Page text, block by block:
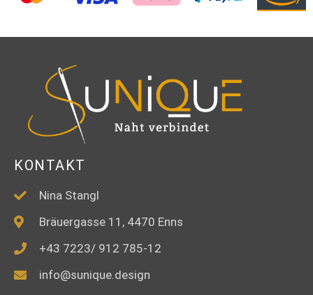
KONTAKT
Nina Stangl
Bräuergasse 11, 4470 Enns
+43 7223/ 912 785-12
info@sunique.design